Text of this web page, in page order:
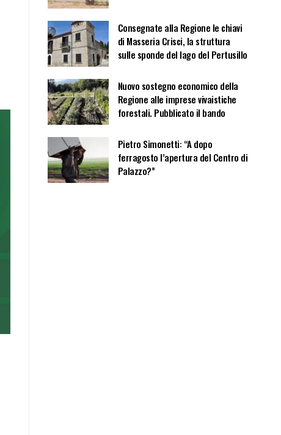
Consegnate alla Regione le chiavi
di Masseria Crisci, la struttura
sulle sponde del lago del Pertusillo
Nuovo sostegno economico della
Regione alle imprese vivaistiche
forestali. Pubblicato il bando
Pietro Simonetti: “A dopo
ferragosto l’apertura del Centro di
Palazzo?”